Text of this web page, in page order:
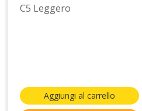
C5 Leggero
Aggiungi al carrello